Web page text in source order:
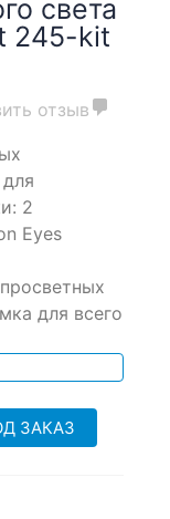
света
245-kit
отзыв
2
Eyes
для всего
ЗАКАЗ